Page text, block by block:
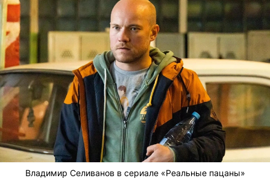
Владимир Селиванов в сериале «Реальные пацаны»